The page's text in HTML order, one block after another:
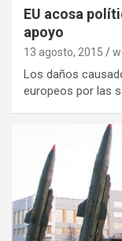
EU acosa
apoyo
13 agosto, 2015
Los daños
europeos por las